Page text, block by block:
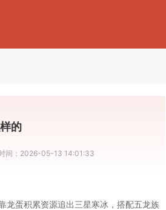
的
间： 2026-05-13 14:01:33
龙蛋积累资源追出三星寒冰，搭配五龙族